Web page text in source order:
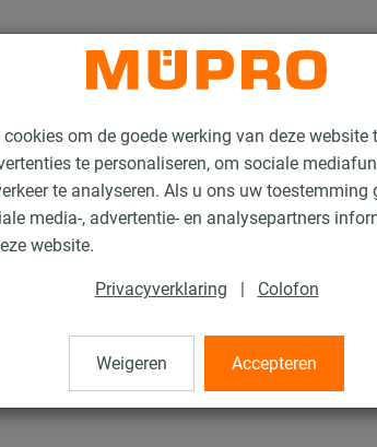
cookies om de goede werking van deze website
te personaliseren, om sociale
te analyseren. Als u ons uw toestemming
media-, advertentie- en analysepartners
website.
Privacyverklaring | Colofon
Weigeren Accepteren
Montagetoebehoren